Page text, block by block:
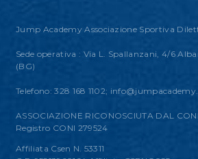
Jump Academy Associazione Sportiva
Sede operativa : Via L. Spallanzani, 4/6
(BG)
Telefono: 328 168 1102;
ASSOCIAZIONE RICONOSCIUTA DAL
Registro CONI 279524
Affiliata Csen N. 53311